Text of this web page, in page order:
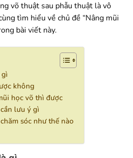
võ thuật sau phẫu thuật là vô
tìm hiểu về chủ đề “Nâng mũi
bài viết này.
không
học võ thì được
lưu ý gì
sóc như thế nào